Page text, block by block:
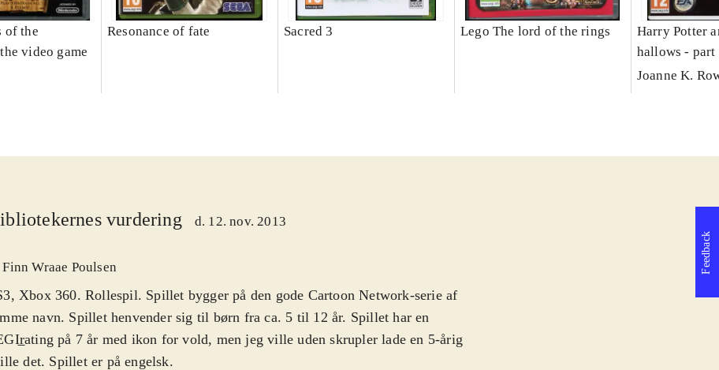
of the
video game
Resonance of fate Sacred 3 Lego The lord of the rings
Harry Potter
hallows - part
Joanne K.
vurdering d. 12. nov. 2013
Finn Wraae Poulsen
Xbox 360. Rollespil. Spillet bygger på den gode Cartoon Network-serie af
navn. Spillet henvender sig til børn fra ca. 5 til 12 år. Spillet har en
på 7 år med ikon for vold, men jeg ville uden skrupler lade en 5-årig
det. Spillet er på engelsk.
Feedback